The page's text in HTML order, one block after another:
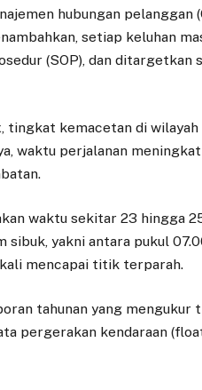
hubungan pelanggan
setiap keluhan
(SOP), dan ditargetkan
tingkat kemacetan di
waktu perjalanan
waktu sekitar 23 hingga
sibuk, yakni antara pukul
mencapai titik terparah.
tahunan yang mengukur
pergerakan kendaraan